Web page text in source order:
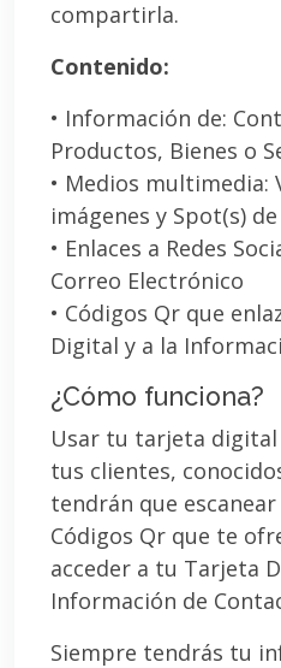
compartirla.
Contenido:
• Información de:
Productos, Bienes o
• Medios multimedia:
imágenes y Spot(s)
• Enlaces a Redes
Correo Electrónico
• Códigos Qr que
Digital y a la
¿Cómo funciona?
Usar tu tarjeta digital
tus clientes,
tendrán que
Códigos Qr que te
acceder a tu Tarjeta
Información de
Siempre tendrás tu